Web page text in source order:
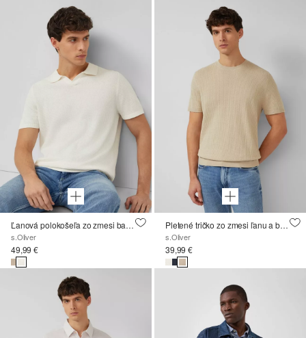
Ľanová polokošeľa zo zmesi bavlny a ľanu
s.Oliver
49,99 €
Pletené tričko zo zmesi ľanu a bavlny
s.Oliver
39,99 €